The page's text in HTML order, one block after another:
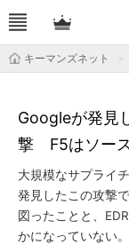
キーマンズネット
Googleが発見
撃 F5はソー
大規模なサプライ
発見したこの攻撃
図ったことと、
かになっていない。